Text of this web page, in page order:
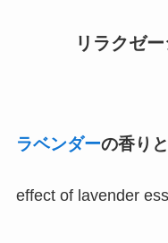
リラクゼ
ラベンダーの香り
effect of lavender